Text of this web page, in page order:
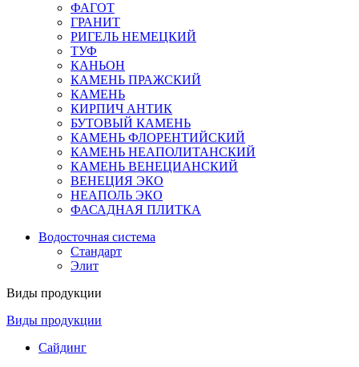
ФАГОТ
ГРАНИТ
РИГЕЛЬ НЕМЕЦКИЙ
ТУФ
КАНЬОН
КАМЕНЬ ПРАЖСКИЙ
КАМЕНЬ
КИРПИЧ АНТИК
БУТОВЫЙ КАМЕНЬ
КАМЕНЬ ФЛОРЕНТИЙСКИЙ
КАМЕНЬ НЕАПОЛИТАНСКИЙ
КАМЕНЬ ВЕНЕЦИАНСКИЙ
ВЕНЕЦИЯ ЭКО
НЕАПОЛЬ ЭКО
ФАСАДНАЯ ПЛИТКА
Водосточная система
Стандарт
Элит
Виды продукции
Виды продукции
Сайдинг